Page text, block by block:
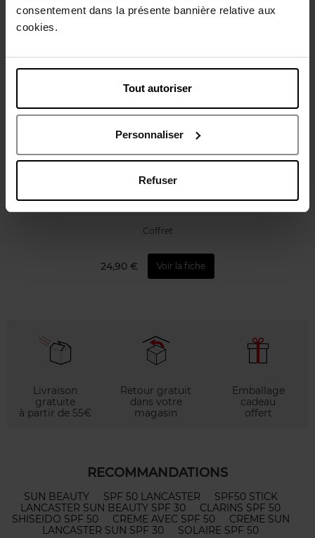
consentement dans la présente bannière relative aux
cookies.
Tout autoriser
Personnaliser
Refuser
LANCASTER
Coffret
24,90 € Voir la fiche
Livraison
gratuite
à partir de 55€
Retour gratuit
dans votre
magasin
Emballage
cadeau
offert
RECOMMANDATIONS
SUN BEAUTY SPF 50 LANCASTER
SPF50 STICK
LANCASTER SUN BEAUTY SPF 30
CLARINS SPF 50
SHISEIDO SPF 50
CREME AVEC SPF 50
CREME SUN
LANCASTER SUN SPF 30
SOLAIRE SPF 50